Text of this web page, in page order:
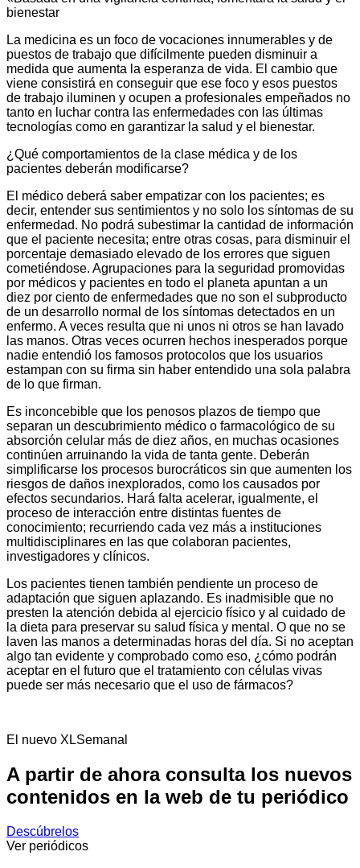
bienestar
La medicina es un foco de vocaciones innumerables y de
puestos de trabajo que difícilmente pueden disminuir a
medida que aumenta la esperanza de vida. El cambio que
viene consistirá en conseguir que ese foco y esos puestos
de trabajo iluminen y ocupen a profesionales empeñados no
tanto en luchar contra las enfermedades con las últimas
tecnologías como en garantizar la salud y el bienestar.
¿Qué comportamientos de la clase médica y de los
pacientes deberán modificarse?
El médico deberá saber empatizar con los pacientes; es
decir, entender sus sentimientos y no solo los síntomas de su
enfermedad. No podrá subestimar la cantidad de información
que el paciente necesita; entre otras cosas, para disminuir el
porcentaje demasiado elevado de los errores que siguen
cometiéndose. Agrupaciones para la seguridad promovidas
por médicos y pacientes en todo el planeta apuntan a un
diez por ciento de enfermedades que no son el subproducto
de un desarrollo normal de los síntomas detectados en un
enfermo. A veces resulta que ni unos ni otros se han lavado
las manos. Otras veces ocurren hechos inesperados porque
nadie entendió los famosos protocolos que los usuarios
estampan con su firma sin haber entendido una sola palabra
de lo que firman.
Es inconcebible que los penosos plazos de tiempo que
separan un descubrimiento médico o farmacológico de su
absorción celular más de diez años, en muchas ocasiones
continúen arruinando la vida de tanta gente. Deberán
simplificarse los procesos burocráticos sin que aumenten los
riesgos de daños inexplorados, como los causados por
efectos secundarios. Hará falta acelerar, igualmente, el
proceso de interacción entre distintas fuentes de
conocimiento; recurriendo cada vez más a instituciones
multidisciplinares en las que colaboran pacientes,
investigadores y clínicos.
Los pacientes tienen también pendiente un proceso de
adaptación que siguen aplazando. Es inadmisible que no
presten la atención debida al ejercicio físico y al cuidado de
la dieta para preservar su salud física y mental. O que no se
laven las manos a determinadas horas del día. Si no aceptan
algo tan evidente y comprobado como eso, ¿cómo podrán
aceptar en el futuro que el tratamiento con células vivas
puede ser más necesario que el uso de fármacos?
El nuevo XLSemanal
A partir de ahora consulta los nuevos
contenidos en la web de tu periódico
Descúbrelos
Ver periódicos